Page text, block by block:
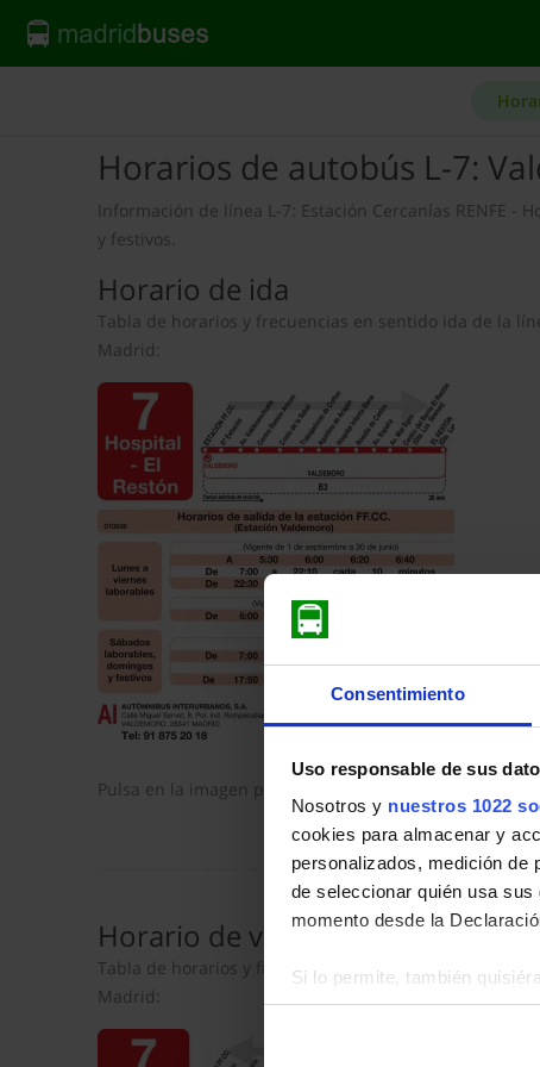
Consentimiento
Uso responsable de sus
Nosotros y nuestros 1022
cookies para almacenar y
personalizados, medición de
de seleccionar quién usa
momento desde la
Si lo permite, también
Recopilar información
Identificar su
Obtenga más información
Horarios de autobús L-7:
Información de línea L-7: Estación Cercanías RENFE -
y festivos.
Horario de ida
Tabla de horarios y frecuencias en sentido ida de la
Madrid:
Pulsa en la imagen para mostrar el
Horario de vuelta
Tabla de horarios y frecuencias en sentido vuelta de
Madrid: